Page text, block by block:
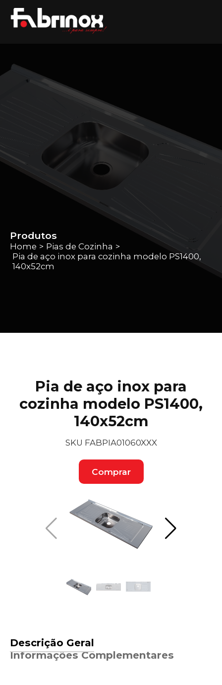
Produtos
Home > Pias de Cozinha >
Pia de aço inox para cozinha modelo PS1400,
140x52cm
Pia de aço inox para
cozinha modelo PS1400,
140x52cm
SKU FABPIA01060XXX
Comprar
Descrição Geral
Informações Complementares